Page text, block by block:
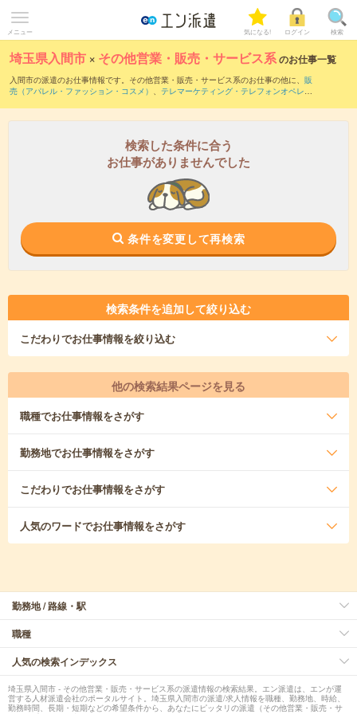
メニュー 気になる! ログイン 検索
埼玉県入間市 × その他営業・販売・サービス系のお仕事一覧
入間市の派遣のお仕事情報です。その他営業・販売・サービス系のお仕事の他に、 販
売（アパレル・ファッション・コスメ） 、 テレマーケティング・テレフォンオペレー
でいただけます。
検索した条件に合う
お仕事がありませんでした
条件を変更して再検索
検索条件を追加して絞り込む
こだわりでお仕事情報を絞り込む
他の検索結果ページを見る
職種でお仕事情報をさがす
勤務地でお仕事情報をさがす
こだわりでお仕事情報をさがす
人気のワードでお仕事情報をさがす
勤務地 / 路線・駅
職種
人気の検索インデックス
埼玉県入間市 - その他営業・販売・サービス系の派遣情報の検索結果。エン派遣は、エンが運
営する人材派遣会社のポータルサイト。埼玉県入間市の派遣/求人情報を職種、勤務地、時給、
勤務時間、長期・短期などの希望条件から、あなたにピッタリの派遣（その他営業・販売・サ